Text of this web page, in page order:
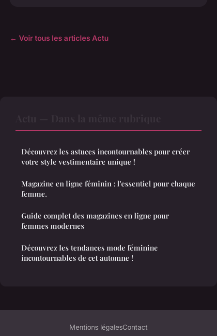
← Voir tous les articles Actu
Découvrez les astuces incontournables pour créer
votre style vestimentaire unique !
Magazine en ligne féminin : l'essentiel pour chaque
femme.
Guide complet des magazines en ligne pour
femmes modernes
Découvrez les tendances mode féminine
incontournables de cet automne !
Mentions légalesContact